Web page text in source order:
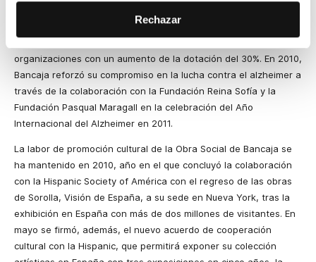
Rechazar
personas con discapacidad, personas en riesgo de exclusión
organizaciones con un aumento de la dotación del 30%. En 2010,
Bancaja reforzó su compromiso en la lucha contra el alzheimer a
través de la colaboración con la Fundación Reina Sofía y la
Fundación Pasqual Maragall en la celebración del Año
Internacional del Alzheimer en 2011.
La labor de promoción cultural de la Obra Social de Bancaja se
ha mantenido en 2010, año en el que concluyó la colaboración
con la Hispanic Society of América con el regreso de las obras
de Sorolla, Visión de España, a su sede en Nueva York, tras la
exhibición en España con más de dos millones de visitantes. En
mayo se firmó, además, el nuevo acuerdo de cooperación
cultural con la Hispanic, que permitirá exponer su colección